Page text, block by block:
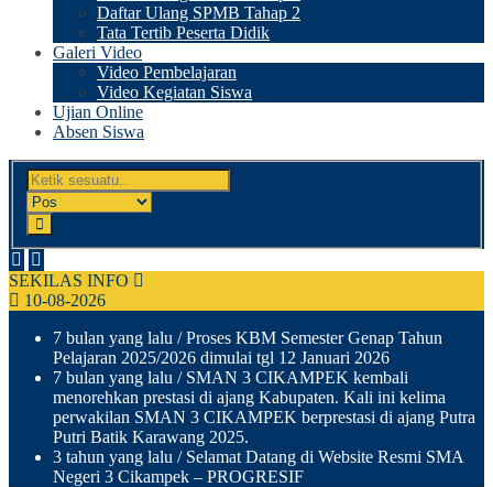
Daftar Ulang SPMB Tahap 2
Tata Tertib Peserta Didik
Galeri Video
Video Pembelajaran
Video Kegiatan Siswa
Ujian Online
Absen Siswa
SEKILAS INFO
10-08-2026
7 bulan yang lalu / Proses KBM Semester Genap Tahun
Pelajaran 2025/2026 dimulai tgl 12 Januari 2026
7 bulan yang lalu / SMAN 3 CIKAMPEK kembali
menorehkan prestasi di ajang Kabupaten. Kali ini kelima
perwakilan SMAN 3 CIKAMPEK berprestasi di ajang Putra
Putri Batik Karawang 2025.
3 tahun yang lalu / Selamat Datang di Website Resmi SMA
Negeri 3 Cikampek – PROGRESIF